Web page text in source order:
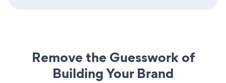
Remove the Guesswork of
Building Your Brand